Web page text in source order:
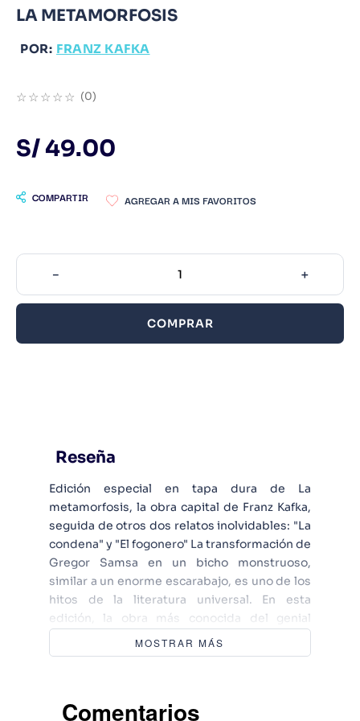
LA METAMORFOSIS
POR: FRANZ KAFKA
☆☆☆☆☆ (0)
S/ 49.00
COMPARTIR
＋
－
COMPRAR
Reseña
Edición especial en tapa dura de La
metamorfosis, la obra capital de Franz Kafka,
seguida de otros dos relatos inolvidables: "La
condena" y "El fogonero" La transformación de
Gregor Samsa en un bicho monstruoso,
similar a un enorme escarabajo, es uno de los
hitos de la literatura universal. En esta
edición, la obra más conocida del genial
escritor checo, La metamorfosis, se recoge
con otros dos relatos suyos, "La condena" y
concretarlo. Las tres son un fiel ejemplo de la
MOSTRAR MÁS
Comentarios
9
Warhammer
10.Infantil